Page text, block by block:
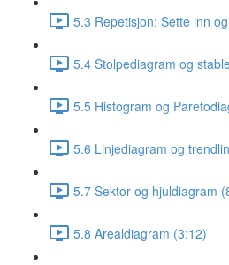
5.3 Repetisjon: Sette inn
5.4 Stolpediagram og
5.5 Histogram og
5.6 Linjediagram og
5.7 Sektor-og hjuldiagram
5.8 Arealdiagram (3:12)